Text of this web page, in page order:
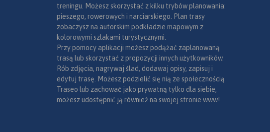
treningu. Możesz skorzystać z kilku trybów planowania:
pieszego, rowerowych i narciarskiego. Plan trasy
zobaczysz na autorskim podkładzie mapowym z
kolorowymi szlakami turystycznymi.
Przy pomocy aplikacji możesz podążać zaplanowaną
trasą lub skorzystać z propozycji innych użytkowników.
Rób zdjęcia, nagrywaj ślad, dodawaj opisy, zapisuj i
edytuj trasę. Możesz podzielić się nią ze społecznością
Traseo lub zachować jako prywatną tylko dla siebie,
możesz udostępnić ją również na swojej stronie www!